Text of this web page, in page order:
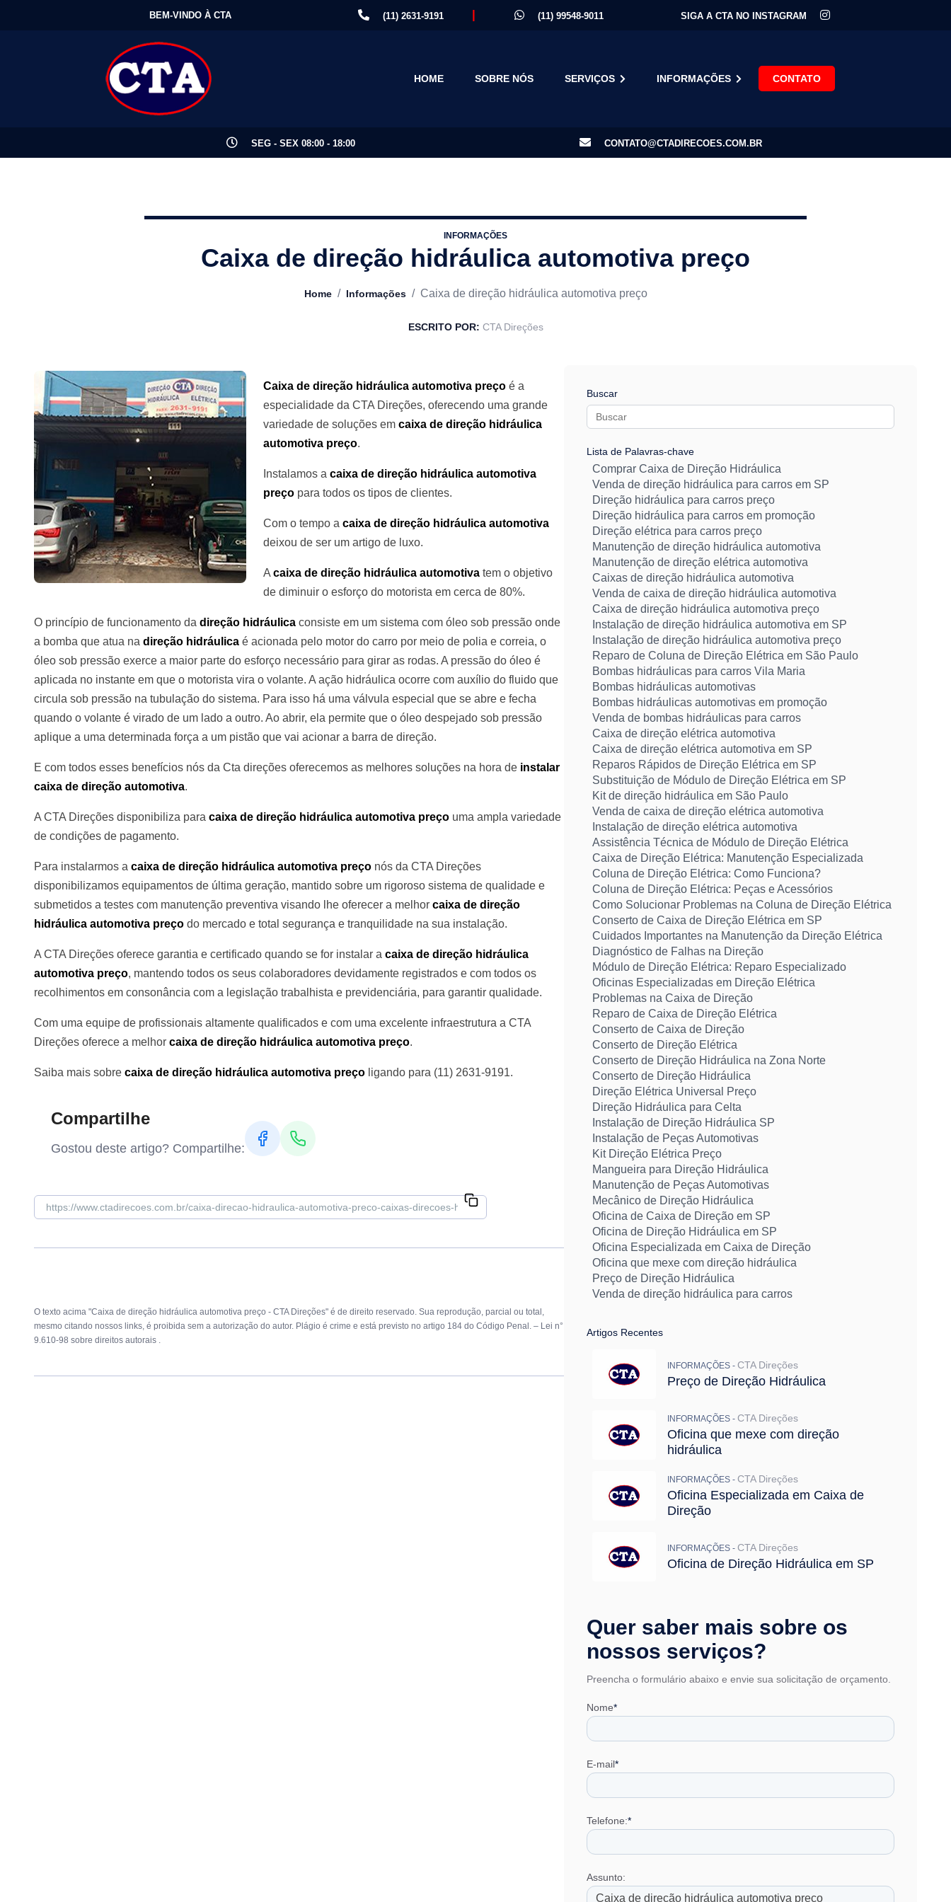
BEM-VINDO À CTA (11) 2631-9191 (11) 99548-9011 SIGA A CTA NO INSTAGRAM
HOME SOBRE NÓS SERVIÇOS INFORMAÇÕES CONTATO
SEG - SEX 08:00 - 18:00 CONTATO@CTADIRECOES.COM.BR
INFORMAÇÕES
Caixa de direção hidráulica automotiva preço
Home / Informações / Caixa de direção hidráulica automotiva preço
ESCRITO POR: CTA Direções
Caixa de direção hidráulica automotiva preço é a
especialidade da CTA Direções, oferecendo uma grande
variedade de soluções em caixa de direção hidráulica
automotiva preço.
Instalamos a caixa de direção hidráulica automotiva
preço para todos os tipos de clientes.
Com o tempo a caixa de direção hidráulica automotiva
deixou de ser um artigo de luxo.
A caixa de direção hidráulica automotiva tem o objetivo
de diminuir o esforço do motorista em cerca de 80%.
O princípio de funcionamento da direção hidráulica consiste em um sistema com óleo sob pressão onde
a bomba que atua na direção hidráulica é acionada pelo motor do carro por meio de polia e correia, o
óleo sob pressão exerce a maior parte do esforço necessário para girar as rodas. A pressão do óleo é
aplicada no instante em que o motorista vira o volante. A ação hidráulica ocorre com auxílio do fluido que
circula sob pressão na tubulação do sistema. Para isso há uma válvula especial que se abre e fecha
quando o volante é virado de um lado a outro. Ao abrir, ela permite que o óleo despejado sob pressão
aplique a uma determinada força a um pistão que vai acionar a barra de direção.
E com todos esses benefícios nós da Cta direções oferecemos as melhores soluções na hora de instalar
caixa de direção automotiva.
A CTA Direções disponibiliza para caixa de direção hidráulica automotiva preço uma ampla variedade
de condições de pagamento.
Para instalarmos a caixa de direção hidráulica automotiva preço nós da CTA Direções
disponibilizamos equipamentos de última geração, mantido sobre um rigoroso sistema de qualidade e
submetidos a testes com manutenção preventiva visando lhe oferecer a melhor caixa de direção
hidráulica automotiva preço do mercado e total segurança e tranquilidade na sua instalação.
A CTA Direções oferece garantia e certificado quando se for instalar a caixa de direção hidráulica
automotiva preço, mantendo todos os seus colaboradores devidamente registrados e com todos os
recolhimentos em consonância com a legislação trabalhista e previdenciária, para garantir qualidade.
Com uma equipe de profissionais altamente qualificados e com uma excelente infraestrutura a CTA
Direções oferece a melhor caixa de direção hidráulica automotiva preço.
Saiba mais sobre caixa de direção hidráulica automotiva preço ligando para (11) 2631-9191.
Compartilhe
Gostou deste artigo? Compartilhe:
O texto acima "Caixa de direção hidráulica automotiva preço - CTA Direções" é de direito reservado. Sua reprodução, parcial ou total,
mesmo citando nossos links, é proibida sem a autorização do autor. Plágio é crime e está previsto no artigo 184 do Código Penal. – Lei n°
9.610-98 sobre direitos autorais .
Buscar
Lista de Palavras-chave
Comprar Caixa de Direção Hidráulica
Venda de direção hidráulica para carros em SP
Direção hidráulica para carros preço
Direção hidráulica para carros em promoção
Direção elétrica para carros preço
Manutenção de direção hidráulica automotiva
Manutenção de direção elétrica automotiva
Caixas de direção hidráulica automotiva
Venda de caixa de direção hidráulica automotiva
Caixa de direção hidráulica automotiva preço
Instalação de direção hidráulica automotiva em SP
Instalação de direção hidráulica automotiva preço
Reparo de Coluna de Direção Elétrica em São Paulo
Bombas hidráulicas para carros Vila Maria
Bombas hidráulicas automotivas
Bombas hidráulicas automotivas em promoção
Venda de bombas hidráulicas para carros
Caixa de direção elétrica automotiva
Caixa de direção elétrica automotiva em SP
Reparos Rápidos de Direção Elétrica em SP
Substituição de Módulo de Direção Elétrica em SP
Kit de direção hidráulica em São Paulo
Venda de caixa de direção elétrica automotiva
Instalação de direção elétrica automotiva
Assistência Técnica de Módulo de Direção Elétrica
Caixa de Direção Elétrica: Manutenção Especializada
Coluna de Direção Elétrica: Como Funciona?
Coluna de Direção Elétrica: Peças e Acessórios
Como Solucionar Problemas na Coluna de Direção Elétrica
Conserto de Caixa de Direção Elétrica em SP
Cuidados Importantes na Manutenção da Direção Elétrica
Diagnóstico de Falhas na Direção
Módulo de Direção Elétrica: Reparo Especializado
Oficinas Especializadas em Direção Elétrica
Problemas na Caixa de Direção
Reparo de Caixa de Direção Elétrica
Conserto de Caixa de Direção
Conserto de Direção Elétrica
Conserto de Direção Hidráulica na Zona Norte
Conserto de Direção Hidráulica
Direção Elétrica Universal Preço
Direção Hidráulica para Celta
Instalação de Direção Hidráulica SP
Instalação de Peças Automotivas
Kit Direção Elétrica Preço
Mangueira para Direção Hidráulica
Manutenção de Peças Automotivas
Mecânico de Direção Hidráulica
Oficina de Caixa de Direção em SP
Oficina de Direção Hidráulica em SP
Oficina Especializada em Caixa de Direção
Oficina que mexe com direção hidráulica
Preço de Direção Hidráulica
Venda de direção hidráulica para carros
Venda de instalação de direção hidráulica automotiva
Venda de bombas hidráulicas automotivas
Bombas eletrohidraulicas para carros
Instalação de direção elétrica preço
Peças para manutenção da caixa de direção
Caixa de Direção Gol G5
Artigos Recentes
INFORMAÇÕES - CTA Direções
Preço de Direção Hidráulica
INFORMAÇÕES - CTA Direções
Oficina que mexe com direção
hidráulica
INFORMAÇÕES - CTA Direções
Oficina Especializada em Caixa de
Direção
INFORMAÇÕES - CTA Direções
Oficina de Direção Hidráulica em SP
Quer saber mais sobre os
nossos serviços?
Preencha o formulário abaixo e envie sua solicitação de orçamento.
Nome*
E-mail*
Telefone:*
Assunto: